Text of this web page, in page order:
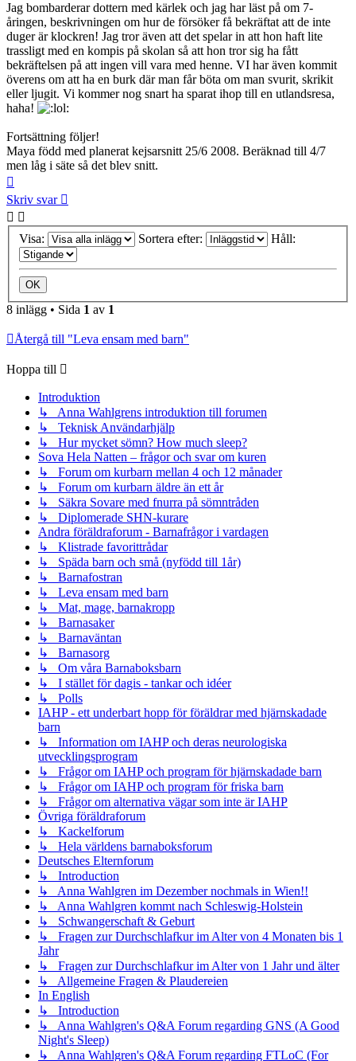
Jag bombarderar dottern med kärlek och jag har läst på om 7-
åringen, beskrivningen om hur de försöker få bekräftat att de inte
duger är klockren! Jag tror även att det spelar in att hon haft lite
trassligt med en kompis på skolan så att hon tror sig ha fått
bekräftelsen på att ingen vill vara med henne. VI har även kommit
överens om att ha en burk där man får böta om man svurit, skrikit
eller ljugit. Vi kommer nog snart ha sparat ihop till en utlandsresa,
haha!
Fortsättning följer!
Maya född med planerat kejsarsnitt 25/6 2008. Beräknad till 4/7
men låg i säte så det blev snitt.
Skriv svar
Visa: Sortera efter: Håll:
8 inlägg • Sida 1 av 1
Återgå till "Leva ensam med barn"
Hoppa till
Introduktion
↳ Anna Wahlgrens introduktion till forumen
↳ Teknisk Användarhjälp
↳ Hur mycket sömn? How much sleep?
Sova Hela Natten – frågor och svar om kuren
↳ Forum om kurbarn mellan 4 och 12 månader
↳ Forum om kurbarn äldre än ett år
↳ Säkra Sovare med fnurra på sömntråden
↳ Diplomerade SHN-kurare
Andra föräldraforum - Barnafrågor i vardagen
↳ Klistrade favorittrådar
↳ Späda barn och små (nyfödd till 1år)
↳ Barnafostran
↳ Leva ensam med barn
↳ Mat, mage, barnakropp
↳ Barnasaker
↳ Barnaväntan
↳ Barnasorg
↳ Om våra Barnaboksbarn
↳ I stället för dagis - tankar och idéer
↳ Polls
IAHP - ett underbart hopp för föräldrar med hjärnskadade
barn
↳ Information om IAHP och deras neurologiska
utvecklingsprogram
↳ Frågor om IAHP och program för hjärnskadade barn
↳ Frågor om IAHP och program för friska barn
↳ Frågor om alternativa vägar som inte är IAHP
Övriga föräldraforum
↳ Kackelforum
↳ Hela världens barnaboksforum
Deutsches Elternforum
↳ Introduction
↳ Anna Wahlgren im Dezember nochmals in Wien!!
↳ Anna Wahlgren kommt nach Schleswig-Holstein
↳ Schwangerschaft & Geburt
↳ Fragen zur Durchschlafkur im Alter von 4 Monaten bis 1
Jahr
↳ Fragen zur Durchschlafkur im Alter von 1 Jahr und älter
↳ Allgemeine Fragen & Plaudereien
In English
↳ Introduction
↳ Anna Wahlgren's Q&A Forum regarding GNS (A Good
Night's Sleep)
↳ Anna Wahlgren's Q&A Forum regarding FTLoC (For